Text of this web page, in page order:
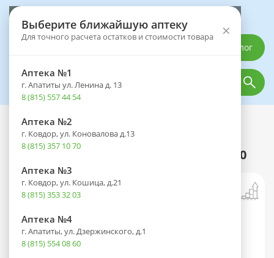
Выберите ближайшую аптеку
Для точного расчета остатков и стоимости товара ×
Аптека №1
г. Апатиты ул. Ленина д. 13
8 (815) 557 44 54
Аптека №2
г. Ковдор, ул. Коновалова д.13
8 (815) 357 10 70
Аптека №3
г. Ковдор, ул. Кошица, д.21
8 (815) 353 32 03
Аптека №4
г. Апатиты, ул. Дзержинского, д.1
8 (815) 554 08 60
Каталог
Каталог Лекарственные препараты
Хондрогард амп.(р-р д/в/м и
внутрисуст. введ.) 100мг/мл 2мл №10